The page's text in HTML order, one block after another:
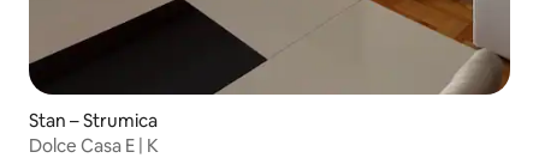
Stan – Strumica
Dolce Casa E | K